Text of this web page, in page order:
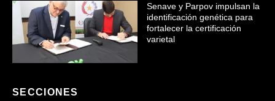
Senave y Parpov impulsan la
identificación genética para
fortalecer la certificación
varietal
SECCIONES